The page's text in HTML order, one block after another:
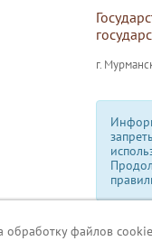
г.
обработку файлов